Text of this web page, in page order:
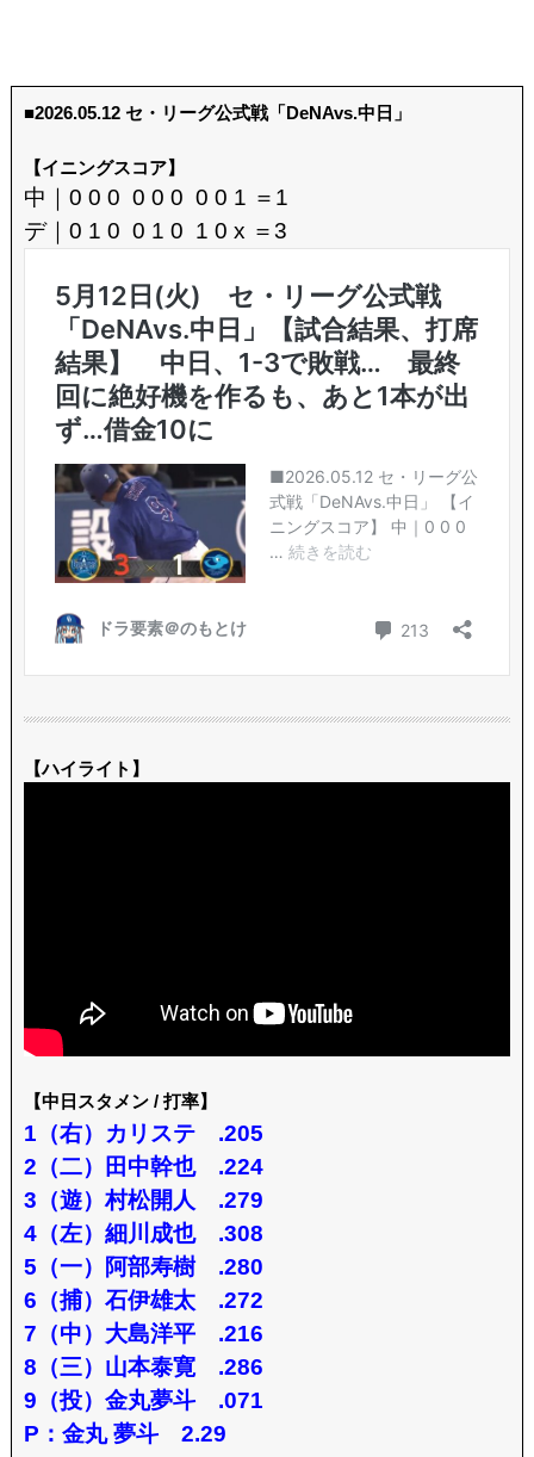
■2026.05.12 セ・リーグ公式戦「DeNAvs.中日」
【イニングスコア】
中｜0 0 0 0 0 0 0 0 1 ＝1
デ｜0 1 0 0 1 0 1 0 x ＝3
【ハイライト】
【中日スタメン / 打率】
1（右）カリステ .205
2（二）田中幹也 .224
3（遊）村松開人 .279
4（左）細川成也 .308
5（一）阿部寿樹 .280
6（捕）石伊雄太 .272
7（中）大島洋平 .216
8（三）山本泰寛 .286
9（投）金丸夢斗 .071
P：金丸 夢斗 2.29